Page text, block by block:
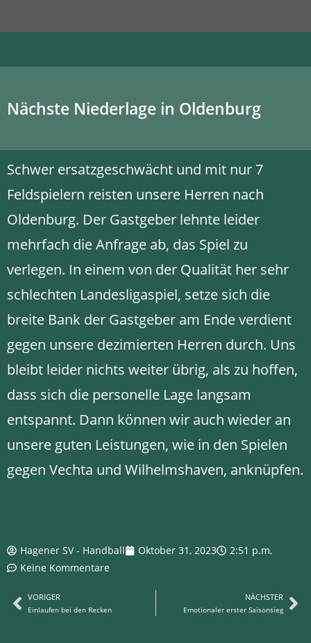
Nächste Niederlage in Oldenburg
Schwer ersatzgeschwächt und mit nur 7
Feldspielern reisten unsere Herren nach
Oldenburg. Der Gastgeber lehnte leider
mehrfach die Anfrage ab, das Spiel zu
verlegen. In einem von der Qualität her sehr
schlechten Landesligaspiel, setze sich die
breite Bank der Gastgeber am Ende verdient
gegen unsere dezimierten Herren durch. Uns
bleibt leider nichts weiter übrig, als zu hoffen,
dass sich die personelle Lage langsam
entspannt. Dann können wir auch wieder an
unsere guten Leistungen, wie in den Spielen
gegen Vechta und Wilhelmshaven, anknüpfen.
Hagener SV - Handball Oktober 31, 2023
2:51 p.m.
Keine Kommentare
VORIGER
Einlaufen bei den Recken
NÄCHSTER
Emotionaler erster Saisonsieg